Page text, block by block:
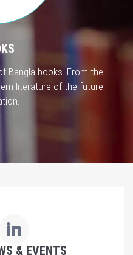
Bangla books. From the
literature of the future
& EVENTS